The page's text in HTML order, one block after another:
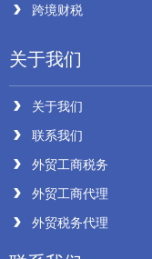
跨境财税
关于我们
关于我们
联系我们
外贸工商税务
外贸工商代理
外贸税务代理